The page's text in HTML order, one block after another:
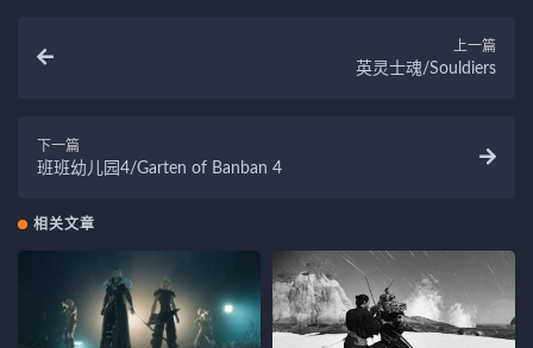
上一篇
英灵士魂/Souldiers
下一篇
班班幼儿园4/Garten of Banban 4
相关文章